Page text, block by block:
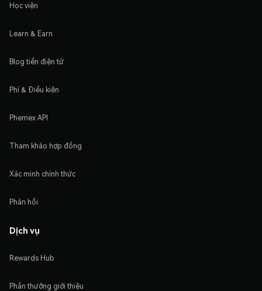
Học viện
Learn & Earn
Blog tiền điện tử
Phí & Điều kiện
Phemex API
Tham khảo hợp đồng
Xác minh chính thức
Phản hồi
Dịch vụ
Rewards Hub
Phần thưởng giới thiệu